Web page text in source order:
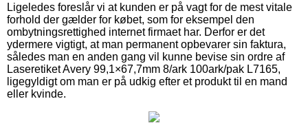
Ligeledes foreslår vi at kunden er på vagt for de mest vitale
forhold der gælder for købet, som for eksempel den
ombytningsrettighed internet firmaet har. Derfor er det
ydermere vigtigt, at man permanent opbevarer sin faktura,
således man en anden gang vil kunne bevise sin ordre af
Laseretiket Avery 99,1×67,7mm 8/ark 100ark/pak L7165,
ligegyldigt om man er på udkig efter et produkt til en mand
eller kvinde.